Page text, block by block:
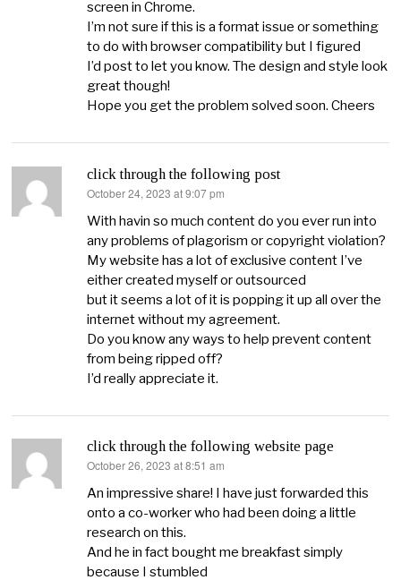
screen in Chrome.
I’m not sure if this is a format issue or something
to do with browser compatibility but I figured
I’d post to let you know. The design and style look
great though!
Hope you get the problem solved soon. Cheers
click through the following post
says:
October 24, 2023 at 9:07 pm
With havin so much content do you ever run into
any problems of plagorism or copyright violation?
My website has a lot of exclusive content I’ve
either created myself or outsourced
but it seems a lot of it is popping it up all over the
internet without my agreement.
Do you know any ways to help prevent content
from being ripped off?
I’d really appreciate it.
click through the following website page
says:
October 26, 2023 at 8:51 am
An impressive share! I have just forwarded this
onto a co-worker who had been doing a little
research on this.
And he in fact bought me breakfast simply
because I stumbled